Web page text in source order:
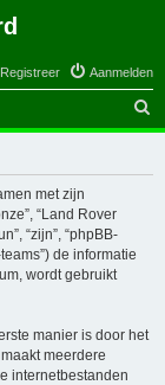
Aanmelden
Registreer
o
met zijn
“Land Rover
“zijn”, “phpBB-
de informatie
wordt gebruikt
manier is door het
meerdere
internetbestanden